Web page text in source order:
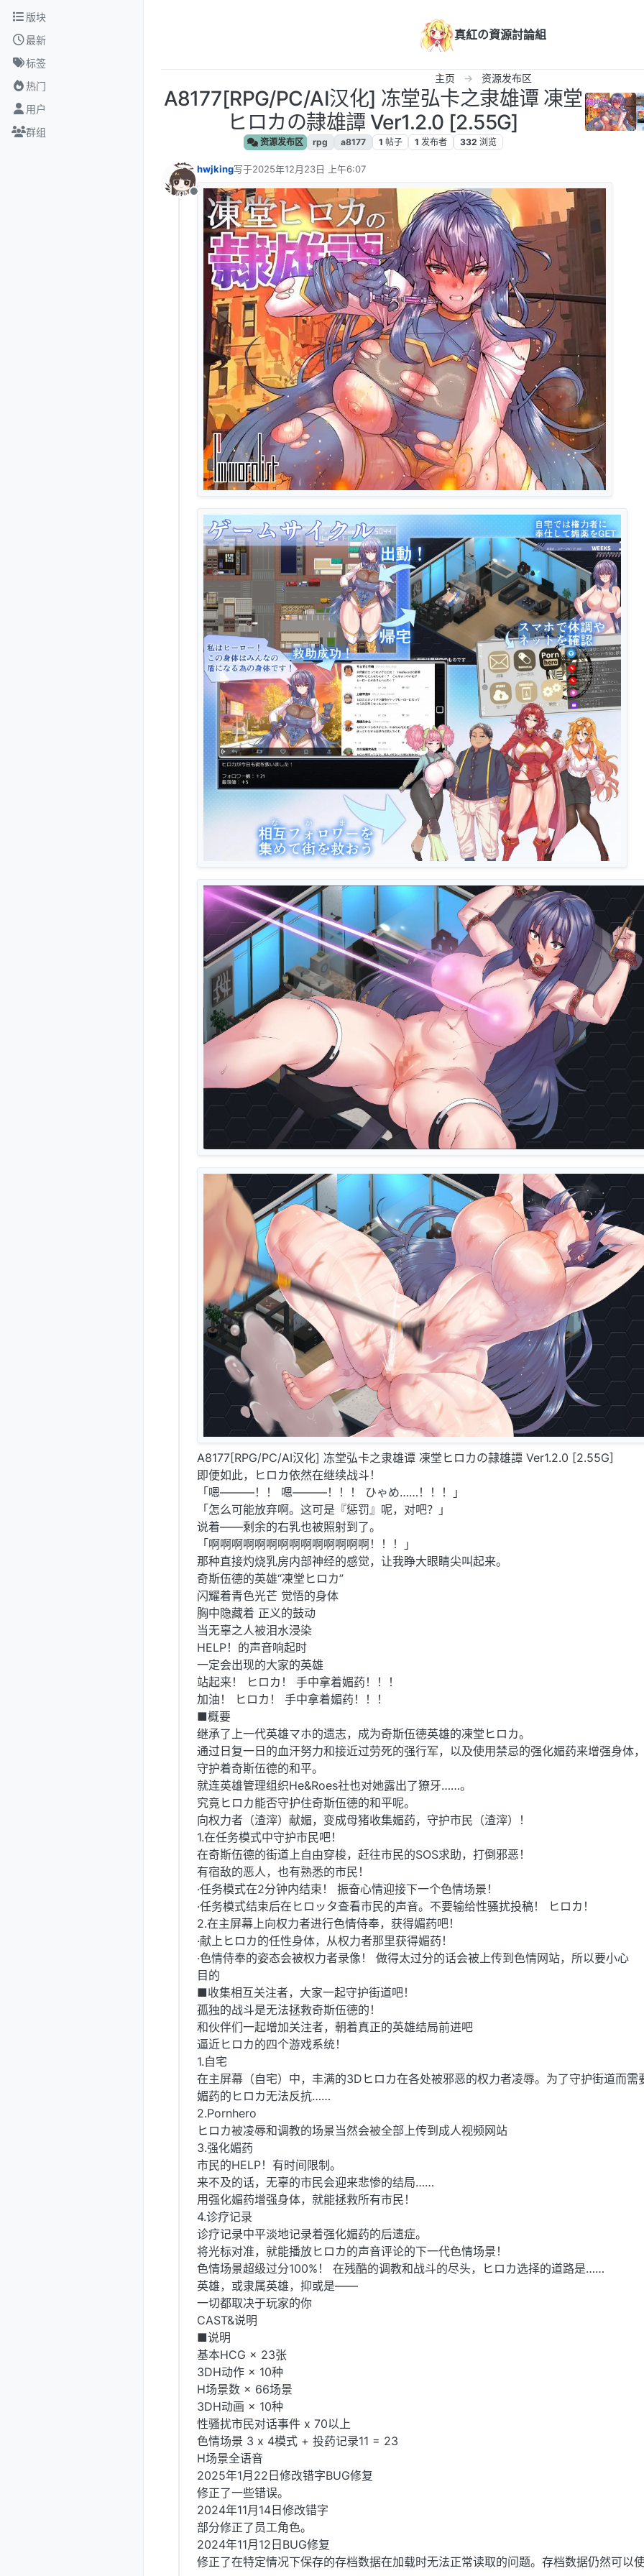
跳转至内容
版块
最新
标签
热门
用户
群组
真紅の資源討論組
主页 资源发布区
A8177[RPG/PC/AI汉化] 冻堂弘卡之隶雄谭 凍堂
ヒロカの隷雄譚 Ver1.2.0 [2.55G]
资源发布区 rpg a8177 1 帖子 1 发布者 332 浏览
离线
hwjking写于2025年12月23日 上午6:07
最后由 编辑
A8177[RPG/PC/AI汉化] 冻堂弘卡之隶雄谭 凍堂ヒロカの隷雄譚 Ver1.2.0 [2.55G]
即便如此，ヒロカ依然在继续战斗！
「嗯———！！ 嗯———！！！ ひゃめ……！！！」
「怎么可能放弃啊。这可是『惩罚』呢，对吧？」
说着——剩余的右乳也被照射到了。
「啊啊啊啊啊啊啊啊啊啊啊啊啊啊！！！」
那种直接灼烧乳房内部神经的感觉，让我睁大眼睛尖叫起来。
奇斯伍德的英雄“凍堂ヒロカ”
闪耀着青色光芒 觉悟的身体
胸中隐藏着 正义的鼓动
当无辜之人被泪水浸染
HELP！的声音响起时
一定会出现的大家的英雄
站起来！ ヒロカ！ 手中拿着媚药！！！
加油！ ヒロカ！ 手中拿着媚药！！！
■概要
继承了上一代英雄マホ的遗志，成为奇斯伍德英雄的凍堂ヒロカ。
通过日复一日的血汗努力和接近过劳死的强行军，以及使用禁忌的强化媚药来增强身体
守护着奇斯伍德的和平。
就连英雄管理组织He&Roes社也对她露出了獠牙……。
究竟ヒロカ能否守护住奇斯伍德的和平呢。
向权力者（渣滓）献媚，变成母猪收集媚药，守护市民（渣滓）！
1.在任务模式中守护市民吧！
在奇斯伍德的街道上自由穿梭，赶往市民的SOS求助，打倒邪恶！
有宿敌的恶人，也有熟悉的市民！
·任务模式在2分钟内结束！ 振奋心情迎接下一个色情场景！
·任务模式结束后在ヒロッタ查看市民的声音。不要输给性骚扰投稿！ ヒロカ！
2.在主屏幕上向权力者进行色情侍奉，获得媚药吧！
·献上ヒロカ的任性身体，从权力者那里获得媚药！
·色情侍奉的姿态会被权力者录像！ 做得太过分的话会被上传到色情网站，所以要小心
目的
■收集相互关注者，大家一起守护街道吧！
孤独的战斗是无法拯救奇斯伍德的！
和伙伴们一起增加关注者，朝着真正的英雄结局前进吧
逼近ヒロカ的四个游戏系统！
1.自宅
在主屏幕（自宅）中，丰满的3Dヒロカ在各处被邪恶的权力者凌辱。为了守护街道而需
媚药的ヒロカ无法反抗……
2.Pornhero
ヒロカ被凌辱和调教的场景当然会被全部上传到成人视频网站
3.强化媚药
市民的HELP！有时间限制。
来不及的话，无辜的市民会迎来悲惨的结局……
用强化媚药增强身体，就能拯救所有市民！
4.诊疗记录
诊疗记录中平淡地记录着强化媚药的后遗症。
将光标对准，就能播放ヒロカ的声音评论的下一代色情场景！
色情场景超级过分100%！ 在残酷的调教和战斗的尽头，ヒロカ选择的道路是……
英雄，或隶属英雄，抑或是——
一切都取决于玩家的你
CAST&说明
■说明
基本HCG × 23张
3DH动作 × 10种
H场景数 × 66场景
3DH动画 × 10种
性骚扰市民对话事件 x 70以上
色情场景 3 x 4模式 + 投药记录11 = 23
H场景全语音
2025年1月22日修改错字BUG修复
修正了一些错误。
2024年11月14日修改错字
部分修正了员工角色。
2024年11月12日BUG修复
修正了在特定情况下保存的存档数据在加载时无法正常读取的问题。存档数据仍然可以